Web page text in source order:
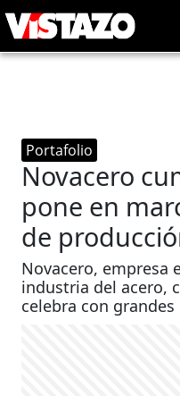
Portafolio
Novacero
pone en
de
Novacero, empresa
industria del acero,
celebra con